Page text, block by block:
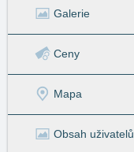
Galerie
Ceny
Mapa
Obsah uživatelů